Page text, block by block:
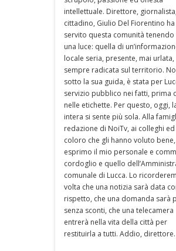
intellettuale. Direttore, giornalista,
cittadino, Giulio Del Fiorentino ha
servito questa comunità tenendo
una luce: quella di
locale seria, presente, mai urlata,
sempre radicata sul territorio.
sotto la sua guida, è stata per
servizio pubblico nei fatti, prima
nelle etichette. Per questo, oggi,
intera si sente più sola. Alla
redazione di NoiTv, ai colleghi
coloro che gli hanno voluto bene,
esprimo il mio personale e
cordoglio e quello
comunale di Lucca. Lo
volta che una notizia sarà data
rispetto, che una domanda sarà
senza sconti, che una telecamera
entrerà nella vita della città per
restituirla a tutti. Addio, direttore.